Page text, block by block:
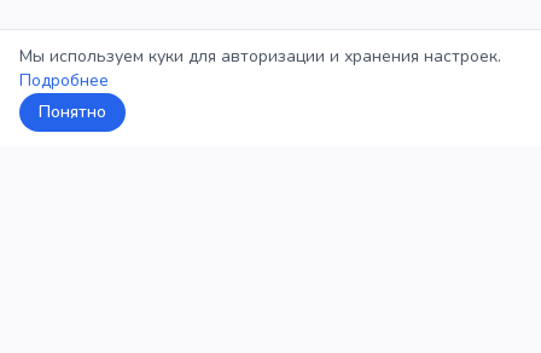
Мы используем куки для авторизации и хранения настроек.
Подробнее
Понятно